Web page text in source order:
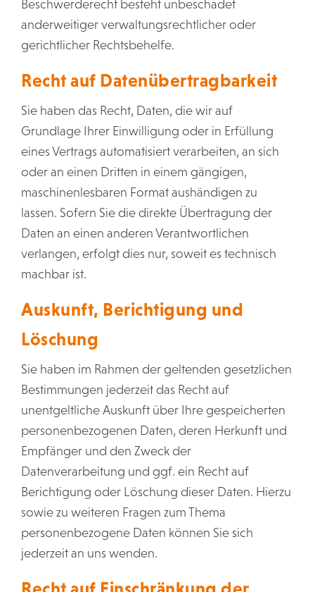
Beschwerderecht besteht unbeschadet
anderweitiger verwaltungsrechtlicher oder
gerichtlicher Rechtsbehelfe.
Recht auf Daten­übertrag­barkeit
Sie haben das Recht, Daten, die wir auf
Grundlage Ihrer Einwilligung oder in Erfüllung
eines Vertrags automatisiert verarbeiten, an sich
oder an einen Dritten in einem gängigen,
maschinenlesbaren Format aushändigen zu
lassen. Sofern Sie die direkte Übertragung der
Daten an einen anderen Verantwortlichen
verlangen, erfolgt dies nur, soweit es technisch
machbar ist.
Auskunft, Berichtigung und
Löschung
Sie haben im Rahmen der geltenden gesetzlichen
Bestimmungen jederzeit das Recht auf
unentgeltliche Auskunft über Ihre gespeicherten
personenbezogenen Daten, deren Herkunft und
Empfänger und den Zweck der
Datenverarbeitung und ggf. ein Recht auf
Berichtigung oder Löschung dieser Daten. Hierzu
sowie zu weiteren Fragen zum Thema
personenbezogene Daten können Sie sich
jederzeit an uns wenden.